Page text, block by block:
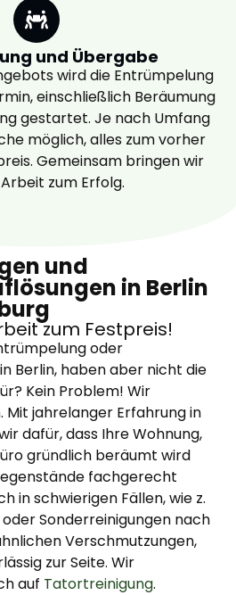
und Übergabe
wird die Entrümpelung
einschließlich Beräumung
gestartet. Je nach Umfang
möglich, alles zum vorher
Gemeinsam bringen wir
zum Erfolg.
und
in Berlin
zum Festpreis!
oder
Berlin, haben aber nicht die
Kein Problem! Wir
Mit jahrelanger Erfahrung in
dafür, dass Ihre Wohnung,
gründlich beräumt wird
fachgerecht
in schwierigen Fällen, wie z.
oder Sonderreinigungen nach
Verschmutzungen,
zur Seite. Wir
auf Tatortreinigung.